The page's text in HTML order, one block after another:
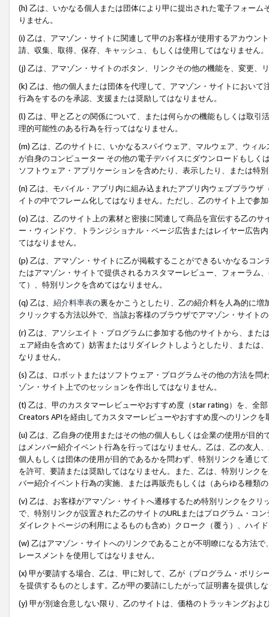
(h) 乙は、いかなる個人または団体により甲に提出された電子フォー
りません。
(i) 乙は、アマゾン・サイトに関連して甲のお客様が使用するアカウン
請、収集、取得、保存、キャッシュ、もしくは使用してはなりません。
(j) 乙は、アマゾン・サイトのボタン、リンクその他の機能を、変更、
(k) 乙は、他の個人または団体を代理して、アマゾン・サイトにおい
行為をするのを承認、支援または奨励してはなりません。
(l) 乙は、甲と乙との関係について、または何らかの機能もしくは取
理的可能性のある行為を行ってはなりません。
(m) 乙は、乙のサイトに、いかなるスパイウェア、マルウェア、ウィ
が自身のコンピューター その他の電子デバイスにダウンロードもし
ソフトウェア・アプリケーションを含めたり、表示したり、または特
(n) 乙は、モバイル・アプリ内に組み込まれたアプリ内ウェブブラウ
イトの中でフレーム化してはなりません。ただし、乙のサイト上で参
(o) 乙は、乙のサイト上の素材と密接に関連して商品を宣伝する乙の
ー・ウィンドウ、トランジショナル・ページ広告またはレイヤー広告
てはなりません。
(p) 乙は、アマゾン・サイトに乙が掲載することができるいかなるコ
たはアマゾン・サイトで提供されるカスタマーレビュー、フォーラム
て）、特別リンクを含めてはなりません。
(q) 乙は、 紹介料率表の裏をかこうとしたり、乙の紹介料を人為的に
クリックする方法以外で、当該お客様のブラウザでアマゾン・サイト
(r) 乙は、アソシエイト・プログラムに参加する他のサイトから、ま
ェア経由を含めて）妨害またはリダイレクトしようとしたり、または
なりません。
(s) 乙は、ロボットまたはソフトウェア・プログラムその他の方法を
ゾン・サイト上でのセッションを作出してはなりません。
(t) 乙は、甲のカスタマーレビューやおすすめ度（star rating）を、全
Creators APIを経由してカスタマーレビューやおすすめ度へのリンクを
(u) 乙は、乙自身の使用またはその他の個人もしくは企業の使用が目
はメンバー紹介イベント行為を行ってはなりません。乙は、乙の友人
個人もしくは団体の使用が目的であるかを問わず、特別リンクを通じ
を許可、要請または奨励してはなりません。また、乙は、特別リンク
バー紹介イベント行為の実施、または再販売もしくは（あらゆる種類
(v) 乙は、お客様がアマゾン・サイトへ遷移するため特別リンクをク
で、特別リンクが設置された乙のサイトのURLまたはプログラム・コ
ダイレクトページの利用によるものも含め）クローク（覆う）、ハイ
(w) 乙はアマゾン・サイトへのリンクであることが不明瞭になる方法
レースメントを使用してはなりません。
(x) 甲が要請する場合、乙は、甲に対して、乙が（プログラム・ポリ
を提供するものとします。乙が甲の要請にしたがって証明書を提供し
(y) 甲が別途合意しない限り、乙のサイトは、価格のトラッキングお